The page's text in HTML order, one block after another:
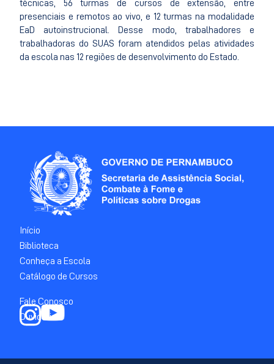
técnicas, 56 turmas de cursos de extensão, entre
presenciais e remotos ao vivo, e 12 turmas na modalidade
EaD autoinstrucional. Desse modo, trabalhadores e
trabalhadoras do SUAS foram atendidos pelas atividades
da escola nas 12 regiões de desenvolvimento do Estado.
Início
Biblioteca
Conheça a Escola
Catálogo de Cursos
Fale Conosco
Ouvidoria